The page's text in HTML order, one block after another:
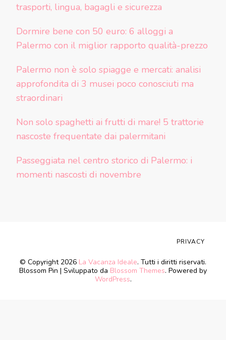
trasporti, lingua, bagagli e sicurezza
Dormire bene con 50 euro: 6 alloggi a
Palermo con il miglior rapporto qualità-prezzo
Palermo non è solo spiagge e mercati: analisi
approfondita di 3 musei poco conosciuti ma
straordinari
Non solo spaghetti ai frutti di mare! 5 trattorie
nascoste frequentate dai palermitani
Passeggiata nel centro storico di Palermo: i
momenti nascosti di novembre
© Copyright 2026 La Vacanza Ideale. Tutti i diritti riservati.
Blossom Pin | Sviluppato da Blossom Themes. Powered by
WordPress.
PRIVACY